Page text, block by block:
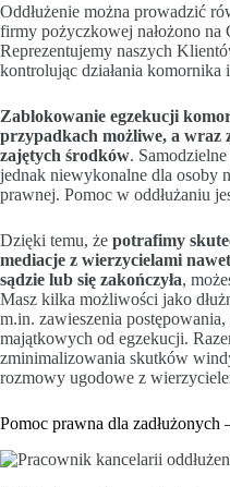
Oddłużenie można prowadzić
firmy pożyczkowej nałożono
Reprezentujemy naszych
kontrolując działania komornika
Zablokowanie egzekucji
przypadkach możliwe, a wraz
zajętych środków.
jednak niewykonalne dla osoby
prawnej. Pomoc w oddłużaniu
Dzięki temu, że potrafimy
mediacje z wierzycielami
sądzie lub się zakończyła,
Masz kilka możliwości jako
m.in. zawieszenia
majątkowych od egzekucji.
zminimalizowania skutków
rozmowy ugodowe z
Pomoc prawna dla zadłużonych